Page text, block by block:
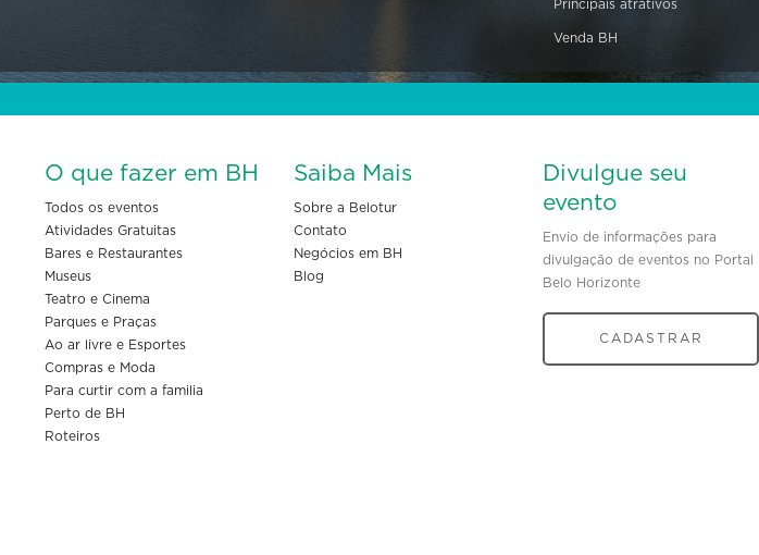
Principais atrativos
Venda BH
O que fazer em BH
Todos os eventos
Atividades Gratuitas
Bares e Restaurantes
Museus
Teatro e Cinema
Parques e Praças
Ao ar livre e Esportes
Compras e Moda
Para curtir com a familia
Perto de BH
Roteiros
Saiba Mais
Sobre a Belotur
Contato
Negócios em BH
Blog
Divulgue seu
evento
Envio de informações para
divulgação de eventos no Portal
Belo Horizonte
CADASTRAR